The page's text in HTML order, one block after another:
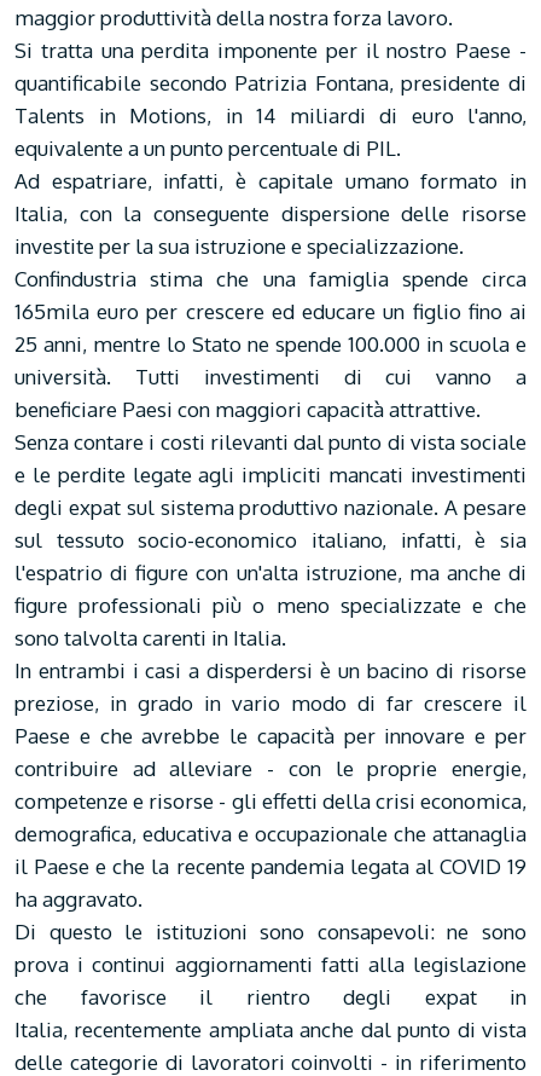
maggior produttività della nostra forza lavoro.
Si tratta una perdita imponente per il nostro Paese -
quantificabile secondo Patrizia Fontana, presidente di
Talents in Motions, in 14 miliardi di euro l'anno,
equivalente a un punto percentuale di PIL.
Ad espatriare, infatti, è capitale umano formato in
Italia, con la conseguente dispersione delle risorse
investite per la sua istruzione e specializzazione.
Confindustria stima che una famiglia spende circa
165mila euro per crescere ed educare un figlio fino ai
25 anni, mentre lo Stato ne spende 100.000 in scuola e
università. Tutti investimenti di cui vanno a
beneficiare Paesi con maggiori capacità attrattive.
Senza contare i costi rilevanti dal punto di vista sociale
e le perdite legate agli impliciti mancati investimenti
degli expat sul sistema produttivo nazionale. A pesare
sul tessuto socio-economico italiano, infatti, è sia
l'espatrio di figure con un'alta istruzione, ma anche di
figure professionali più o meno specializzate e che
sono talvolta carenti in Italia.
In entrambi i casi a disperdersi è un bacino di risorse
preziose, in grado in vario modo di far crescere il
Paese e che avrebbe le capacità per innovare e per
contribuire ad alleviare - con le proprie energie,
competenze e risorse - gli effetti della crisi economica,
demografica, educativa e occupazionale che attanaglia
il Paese e che la recente pandemia legata al COVID 19
ha aggravato.
Di questo le istituzioni sono consapevoli: ne sono
prova i continui aggiornamenti fatti alla legislazione
che favorisce il rientro degli expat in
Italia, recentemente ampliata anche dal punto di vista
delle categorie di lavoratori coinvolti - in riferimento